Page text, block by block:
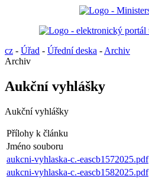
cz - Úřad - Úřední deska - Archiv
Archiv
Aukční vyhlášky
Aukční vyhlášky
Přílohy k článku
Jméno souboru
aukcni-vyhlaska-c.-eascb1572025.pdf
aukcni-vyhlaska-c.-eascb1582025.pdf